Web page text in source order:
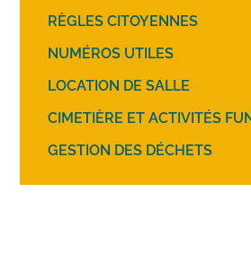
RÈGLES CITOYENNES
NUMÉROS UTILES
LOCATION DE SALLE
CIMETIÈRE ET ACTIVITÉS
GESTION DES DÉCHETS